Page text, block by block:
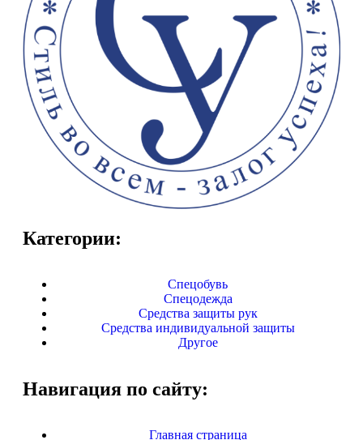
Категории:
Спецобувь
Спецодежда
Средства защиты рук
Средства индивидуальной защиты
Другое
Навигация по сайту:
Главная страница